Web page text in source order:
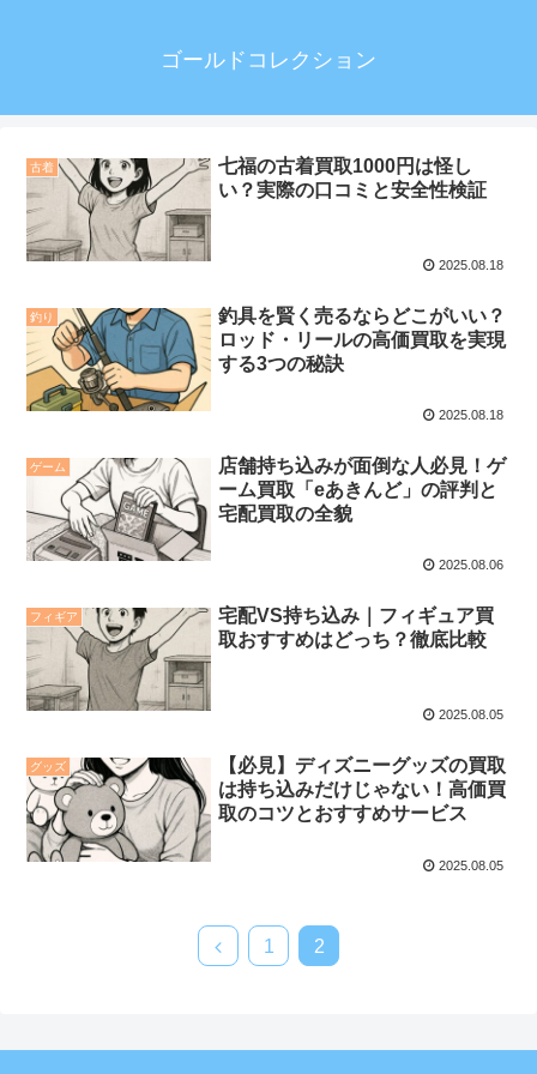
ゴールドコレクション
古着
七福の古着買取1000円は怪し
い？実際の口コミと安全性検証
2025.08.18
釣り
釣具を賢く売るならどこがいい？
ロッド・リールの高価買取を実現
する3つの秘訣
2025.08.18
ゲーム
店舗持ち込みが面倒な人必見！ゲ
ーム買取「eあきんど」の評判と
宅配買取の全貌
2025.08.06
フィギア
宅配VS持ち込み｜フィギュア買
取おすすめはどっち？徹底比較
2025.08.05
グッズ
【必見】ディズニーグッズの買取
は持ち込みだけじゃない！高価買
取のコツとおすすめサービス
2025.08.05
1 2